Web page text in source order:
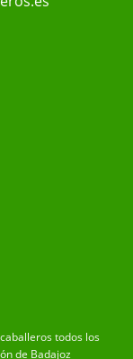
todos los
de Badajoz